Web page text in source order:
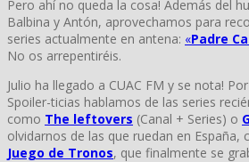
Pero ahí no queda la cosa! Además del
Balbina y Antón, aprovechamos para
series actualmente en antena: «Padre
No os arrepentiréis.
Julio ha llegado a CUAC FM y se nota!
Spoiler-ticias hablamos de las series
como The leftovers (Canal + Series) o
olvidarnos de las que ruedan en España,
Juego de Tronos, que finalmente se